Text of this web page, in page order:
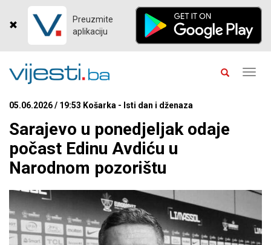
Preuzmite
aplikaciju
05.06.2026 / 19:53 Košarka - Isti dan i dženaza
Sarajevo u ponedjeljak odaje
počast Edinu Avdiću u
Narodnom pozorištu